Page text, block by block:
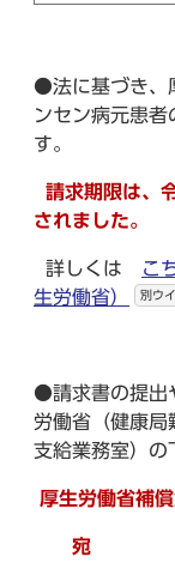
●法に基づき、
ンセン病元患
す。
請求期限は、
されました。
詳しくは
こ
生労働省）
別ウ
●請求書の提出
労働省（健康局
支給業務室）の
厚生労働省補
宛 先